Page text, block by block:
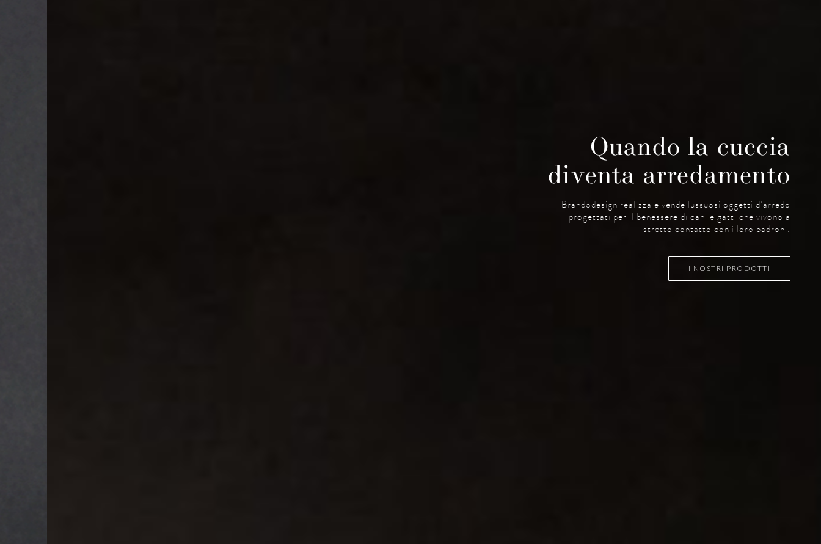
Quando la cuccia
diventa arredamento
Brandodesign realizza e vende lussuosi oggetti d’arredo
progettati per il benessere di cani e gatti che vivono a
stretto contatto con i loro padroni.
I NOSTRI PRODOTTI